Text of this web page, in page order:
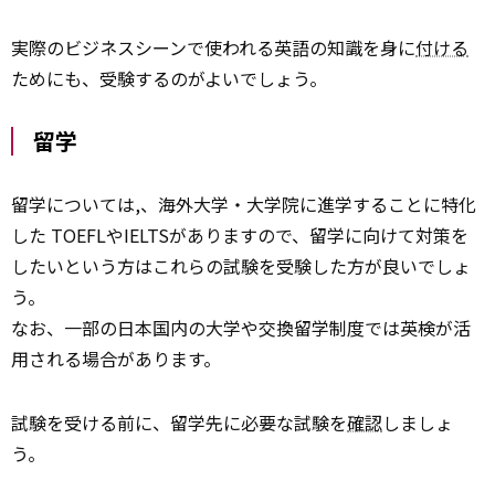
実際のビジネスシーンで使われる英語の知識を身に付ける
ためにも、受験するのがよいでしょう。
留学
留学については,、海外大学・大学院に進学することに特化
した TOEFLやIELTSがありますので、留学に向けて対策を
したいという方はこれらの試験を受験した方が良いでしょ
う。
なお、一部の日本国内の大学や交換留学制度では英検が活
用される場合があります。
試験を受ける前に、留学先に必要な試験を確認しましょ
う。